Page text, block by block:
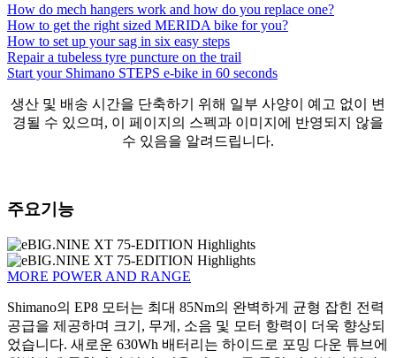
How do mech hangers work and how do you replace one?
How to get the right sized MERIDA bike for you?
How to set up your sag in six easy steps
Repair a tubeless tyre puncture on the trail
Start your Shimano STEPS e-bike in 60 seconds
생산 및 배송 시간을 단축하기 위해 일부 사양이 예고 없이 변
경될 수 있으며, 이 페이지의 스펙과 이미지에 반영되지 않을
수 있음을 알려드립니다.
주요기능
MORE POWER AND RANGE
Shimano의 EP8 모터는 최대 85Nm의 완벽하게 균형 잡힌 전력
공급을 제공하며 크기, 무게, 소음 및 모터 항력이 더욱 향상되
었습니다. 새로운 630Wh 배터리는 하이드로 포밍 다운 튜브에